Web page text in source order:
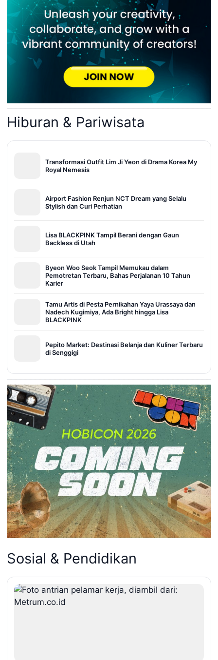
Hiburan & Pariwisata
Transformasi Outfit Lim Ji Yeon di Drama Korea My
Royal Nemesis
Airport Fashion Renjun NCT Dream yang Selalu
Stylish dan Curi Perhatian
Lisa BLACKPINK Tampil Berani dengan Gaun
Backless di Utah
Byeon Woo Seok Tampil Memukau dalam
Pemotretan Terbaru, Bahas Perjalanan 10 Tahun
Karier
Tamu Artis di Pesta Pernikahan Yaya Urassaya dan
Nadech Kugimiya, Ada Bright hingga Lisa
BLACKPINK
Pepito Market: Destinasi Belanja dan Kuliner Terbaru
di Senggigi
Sosial & Pendidikan